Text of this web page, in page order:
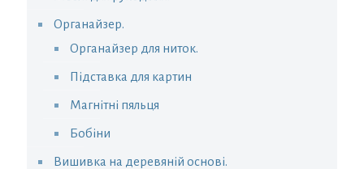
Органайзер.
Органайзер для ниток.
Підставка для картин
Магнітні пяльця
Бобіни
Вишивка на деревяній основі.